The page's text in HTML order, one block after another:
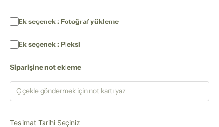
Ek seçenek : Fotoğraf yükleme
Ek seçenek : Pleksi
Siparişine not ekleme
Teslimat Tarihi Seçiniz